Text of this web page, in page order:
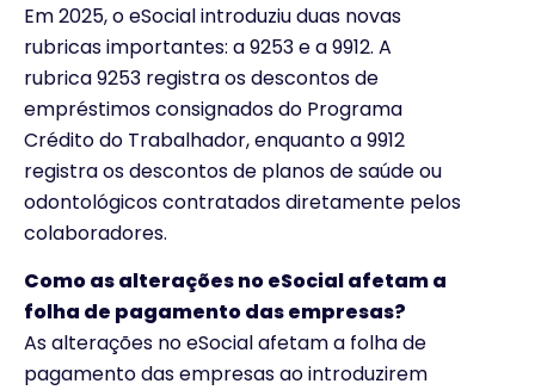
Em 2025, o eSocial introduziu duas novas
rubricas importantes: a 9253 e a 9912. A
rubrica 9253 registra os descontos de
empréstimos consignados do Programa
Crédito do Trabalhador, enquanto a 9912
registra os descontos de planos de saúde ou
odontológicos contratados diretamente pelos
colaboradores.
Como as alterações no eSocial afetam a
folha de pagamento das empresas?
As alterações no eSocial afetam a folha de
pagamento das empresas ao introduzirem